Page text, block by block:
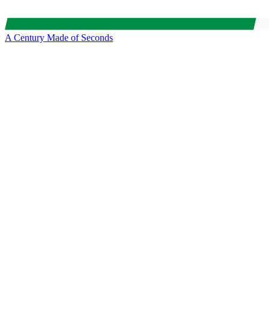
A Century Made of Seconds